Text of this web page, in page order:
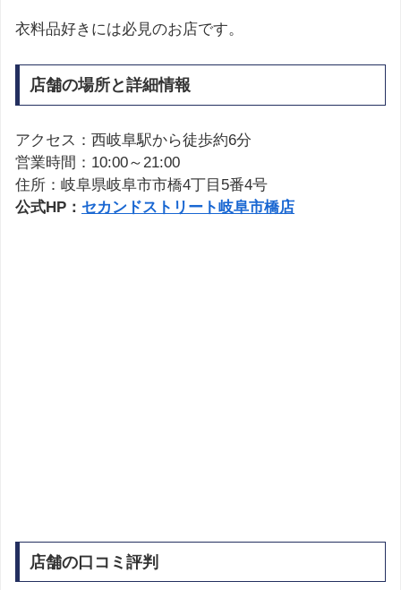
衣料品好きには必見のお店です。
店舗の場所と詳細情報
アクセス：西岐阜駅から徒歩約6分
営業時間：10:00～21:00
住所：岐阜県岐阜市市橋4丁目5番4号
公式HP： セカンドストリート岐阜市橋店
店舗の口コミ評判